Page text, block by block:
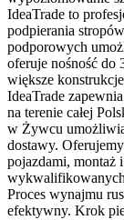
IdeaTrade to
podpierania
podporowych
oferuje nośność do
większe
IdeaTrade
na terenie całej
w Żywcu
dostawy.
pojazdami, montaż
wykwalifikowanych
Proces wynajmu
efektywny. Krok